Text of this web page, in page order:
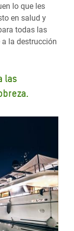
lo que les
en salud y
todas las
la destrucción
las